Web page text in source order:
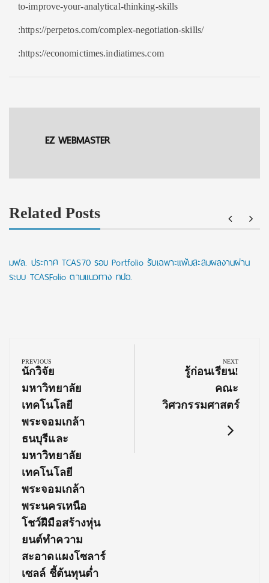
to-improve-your-analytical-thinking-skills
:https://perpetos.com/complex-negotiation-skills/
:https://economictimes.indiatimes.com
EZ WEBMASTER
Related Posts
มฟล. ประกาศ TCAS70 รอบ Portfolio รับเฉพาะแฟ้มสะสมผลงานผ่าน
ระบบ TCASFolio ตามแนวทาง ทปอ.
navigation
PREVIOUS
Previous
Post:
นักวิจัย
มหาวิทยาลัย
เทคโนโลยี
พระจอมเกล้า
ธนบุรีและ
มหาวิทยาลัย
เทคโนโลยี
พระจอมเกล้า
พระนครเหนือ
โชว์ฝีมือสร้างหุ่น
ยนต์ทำความ
สะอาดแผงโซลาร์
เซลล์ ชี้ต้นทุนต่ำ
NEXT
Next
รู้ก่อนเรียน!
คณะ
วิศวกรรมศาสตร์